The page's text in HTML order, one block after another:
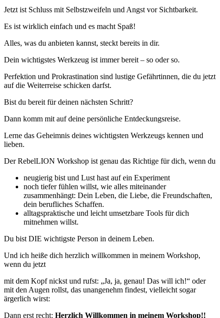
Jetzt ist Schluss mit Selbstzweifeln und Angst vor Sichtbarkeit.
Es ist wirklich einfach und es macht Spaß!
Alles, was du anbieten kannst, steckt bereits in dir.
Dein wichtigstes Werkzeug ist immer bereit – so oder so.
Perfektion und Prokrastination sind lustige Gefährtinnen, die du jetzt
auf die Weiterreise schicken darfst.
Bist du bereit für deinen nächsten Schritt?
Dann komm mit auf deine persönliche Entdeckungsreise.
Lerne das Geheimnis deines wichtigsten Werkzeugs kennen und
lieben.
Der RebelLION Workshop ist genau das Richtige für dich, wenn du
neugierig bist und Lust hast auf ein Experiment
noch tiefer fühlen willst, wie alles miteinander
zusammenhängt: Dein Leben, die Liebe, die Freundschaften,
dein berufliches Schaffen.
alltagspraktische und leicht umsetzbare Tools für dich
mitnehmen willst.
Du bist DIE wichtigste Person in deinem Leben.
Und ich heiße dich herzlich willkommen in meinem Workshop,
wenn du jetzt
mit dem Kopf nickst und rufst: „Ja, ja, genau! Das will ich!“ oder
mit den Augen rollst, das unangenehm findest, vielleicht sogar
ärgerlich wirst:
Dann erst recht: Herzlich Willkommen in meinem Workshop!!